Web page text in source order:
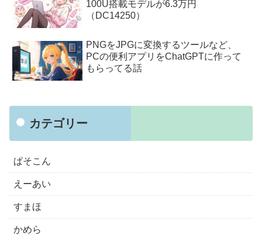
100U搭載モデルが6.3万円
（DC14250）
PNGをJPGに変換するツールなど、
PCの便利アプリをChatGPTに作って
もらってる話
カテゴリー
ぱそこん
えーあい
すまほ
かめら